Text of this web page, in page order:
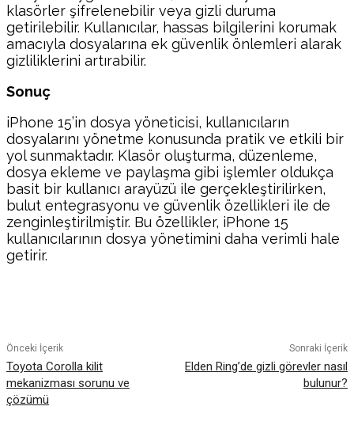
klasörler şifrelenebilir veya gizli duruma
getirilebilir. Kullanıcılar, hassas bilgilerini korumak
amacıyla dosyalarına ek güvenlik önlemleri alarak
gizliliklerini artırabilir.
Sonuç
iPhone 15’in dosya yöneticisi, kullanıcıların
dosyalarını yönetme konusunda pratik ve etkili bir
yol sunmaktadır. Klasör oluşturma, düzenleme,
dosya ekleme ve paylaşma gibi işlemler oldukça
basit bir kullanıcı arayüzü ile gerçekleştirilirken,
bulut entegrasyonu ve güvenlik özellikleri ile de
zenginleştirilmiştir. Bu özellikler, iPhone 15
kullanıcılarının dosya yönetimini daha verimli hale
getirir.
Önceki İçerik
Toyota Corolla kilit
mekanizması sorunu ve
çözümü
Sonraki İçerik
Elden Ring’de gizli görevler nasıl
bulunur?